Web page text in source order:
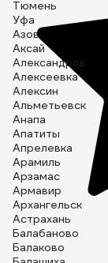
Тюмень
Уфа
Азов
Аксай
Александров
Алексеевка
Алексин
Альметьевск
Анапа
Апатиты
Апрелевка
Арамиль
Арзамас
Армавир
Архангельск
Астрахань
Балабаново
Балаково